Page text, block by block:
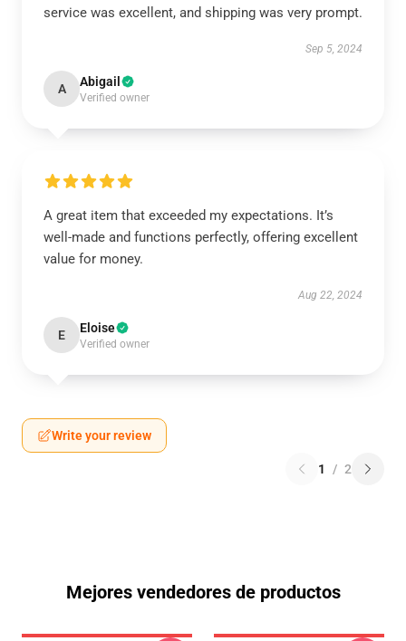
service was excellent, and shipping was very prompt.
Sep 5, 2024
A Abigail
Verified owner
A great item that exceeded my expectations. It’s
well-made and functions perfectly, offering excellent
value for money.
Aug 22, 2024
E Eloise
Verified owner
Write your review
1 / 2
Mejores vendedores de productos